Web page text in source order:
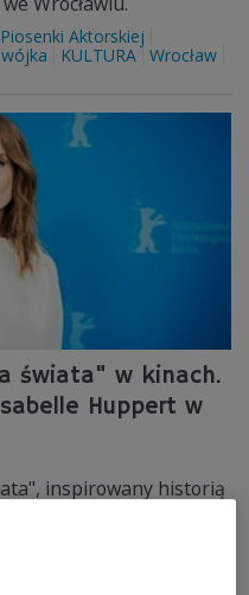
Aktorskiej
KULTURA Wrocław
świata" w kinach.
Huppert w
inspirowany historią
2026 roku. W główną
Isabelle Huppert. - To